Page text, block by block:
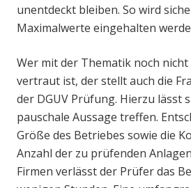
unentdeckt bleiben. So wird
Maximalwerte eingehalten
Wer mit der Thematik noch
vertraut ist, der stellt auch die
der DGUV Prüfung. Hierzu lässt
pauschale Aussage treffen.
Größe des Betriebes sowie die
Anzahl der zu prüfenden
Firmen verlässt der Prüfer das